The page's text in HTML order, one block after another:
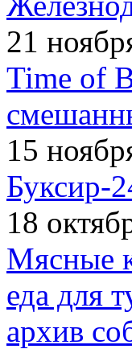
21
Time of
15
Буксир-
18
Мясные
еда для
архив